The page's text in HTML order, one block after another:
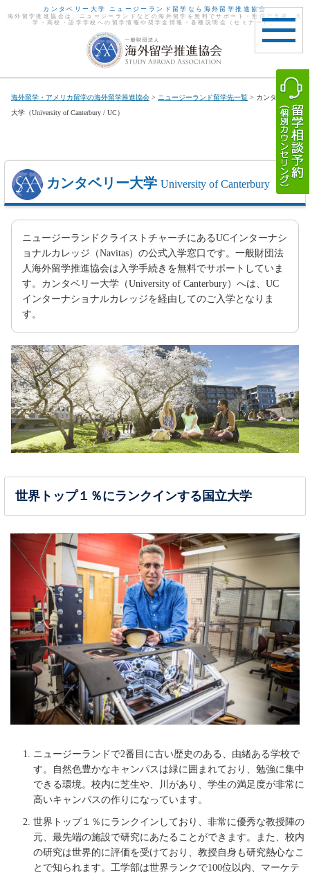
toggle
カンタベリー大学 ニュージーランド留学なら海外留学推進協会
海外留学推進協会は、ニュージーランドなどの海外留学を無料でサポート・無償で支援。大
学・高校・語学学校への留学情報や奨学金情報・各種説明会（セミナー）。
海外留学・アメリカ留学の海外留学推進協会 > ニュージーランド留学先一覧 > カンタベリー
大学（University of Canterbury / UC）
カンタベリー大学 University of Canterbury
ニュージーランドクライストチャーチにあるUCインターナシ
ョナルカレッジ（Navitas）の公式入学窓口です。一般財団法
人海外留学推進協会は入学手続きを無料でサポートしていま
す。カンタベリー大学（University of Canterbury）へは、UC
インターナショナルカレッジを経由してのご入学となりま
す。
世界トップ１％にランクインする国立大学
ニュージーランドで2番目に古い歴史のある、由緒ある学校で
す。自然色豊かなキャンパスは緑に囲まれており、勉強に集中
できる環境。校内に芝生や、川があり、学生の満足度が非常に
高いキャンパスの作りになっています。
世界トップ１％にランクインしており、非常に優秀な教授陣の
元、最先端の施設で研究にあたることができます。また、校内
の研究は世界的に評価を受けており、教授自身も研究熱心なこ
とで知られます。工学部は世界ランクで100位以内、マーケテ